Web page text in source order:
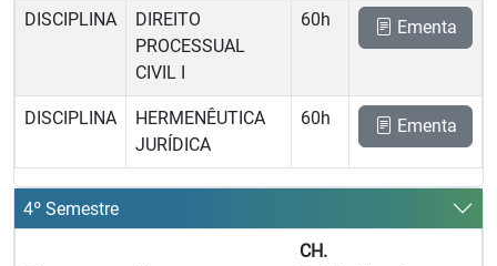
DISCIPLINA
DIREITO
PROCESSUAL
CIVIL I
60h Ementa
DISCIPLINA
HERMENÊUTICA
JURÍDICA
60h Ementa
4º Semestre
CH.